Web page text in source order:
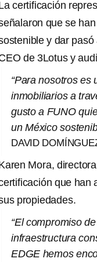
certificación
que se
y dar
de 3Lotus y
“Para nosotros es
inmobiliarios a
gusto a FUNO
un México
DAVID
Mora,
que han
propiedades.
“El compromiso
infraestructura
EDGE hemos